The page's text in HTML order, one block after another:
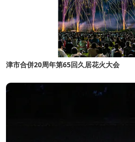
津市合併20周年第65回久居花火大会